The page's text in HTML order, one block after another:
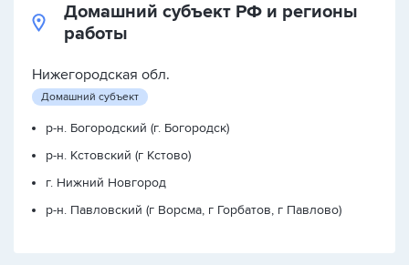
Домашний субъект РФ и регионы
работы
Нижегородская обл.
Домашний субъект
р-н. Богородский (г. Богородск)
р-н. Кстовский (г Кстово)
г. Нижний Новгород
р-н. Павловский (г Ворсма, г Горбатов, г Павлово)